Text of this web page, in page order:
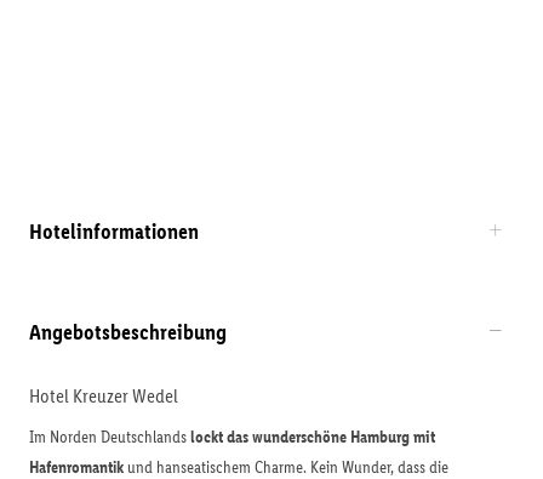
Hotelinformationen
Angebotsbeschreibung
Hotel Kreuzer Wedel
Im Norden Deutschlandslockt das wunderschöne Hamburg mit
Hafenromantik und hanseatischem Charme. Kein Wunder, dass die